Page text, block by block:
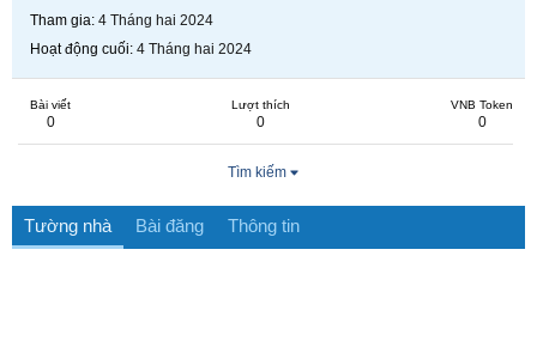
Tham gia 4 Tháng hai 2024
Hoạt động cuối 4 Tháng hai 2024
Bài viết
0
Lượt thích
0
VNB Token
0
Tìm kiếm
Tường nhà Bài đăng Thông tin